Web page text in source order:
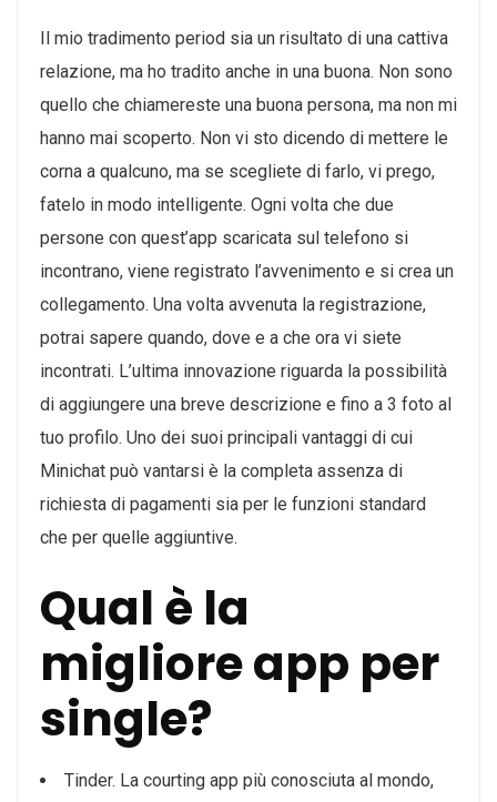
Il mio tradimento period sia un risultato di una cattiva
relazione, ma ho tradito anche in una buona. Non sono
quello che chiamereste una buona persona, ma non mi
hanno mai scoperto. Non vi sto dicendo di mettere le
corna a qualcuno, ma se scegliete di farlo, vi prego,
fatelo in modo intelligente. Ogni volta che due
persone con quest’app scaricata sul telefono si
incontrano, viene registrato l’avvenimento e si crea un
collegamento. Una volta avvenuta la registrazione,
potrai sapere quando, dove e a che ora vi siete
incontrati. L’ultima innovazione riguarda la possibilità
di aggiungere una breve descrizione e fino a 3 foto al
tuo profilo. Uno dei suoi principali vantaggi di cui
Minichat può vantarsi è la completa assenza di
richiesta di pagamenti sia per le funzioni standard
che per quelle aggiuntive.
Qual è la
migliore app per
single?
Tinder. La courting app più conosciuta al mondo,